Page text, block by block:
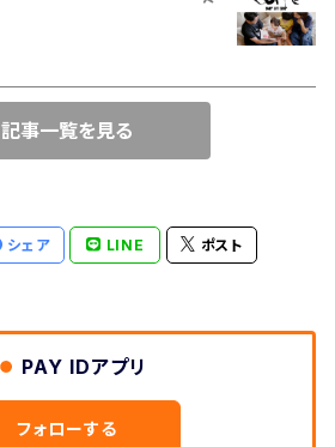
記事一覧を見る
シェア LINE ポスト
PAY IDアプリ
フォローする